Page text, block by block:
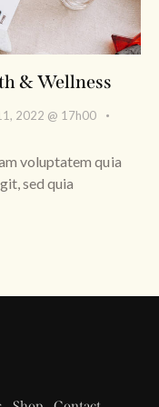
& Wellness
2022 @ 17h00
voluptatem quia
sed quia